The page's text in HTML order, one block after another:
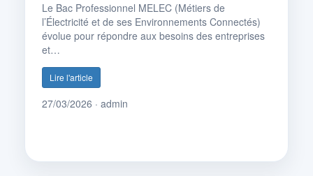
Le Bac Professionnel MELEC (Métiers de
l’Électricité et de ses Environnements Connectés)
évolue pour répondre aux besoins des entreprises
et…
Lire l'article
27/03/2026 · admin